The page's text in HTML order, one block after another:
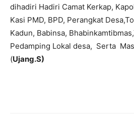
dihadiri Hadiri Camat Kerkap,
Kasi PMD, BPD, Perangkat
Kadun, Babinsa,
Pedamping Lokal desa, Serta
(Ujang.S)